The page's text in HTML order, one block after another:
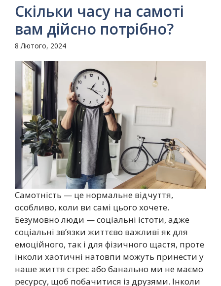
Скільки часу на самоті
вам дійсно потрібно?
8 Лютого, 2024
Самотність — це нормальне відчуття,
особливо, коли ви самі цього хочете.
Безумовно люди — соціальні істоти, адже
соціальні зв’язки життєво важливі як для
емоційного, так і для фізичного щастя, проте
інколи хаотичні натовпи можуть принести у
наше життя стрес або банально ми не маємо
ресурсу, щоб побачитися із друзями. Інколи